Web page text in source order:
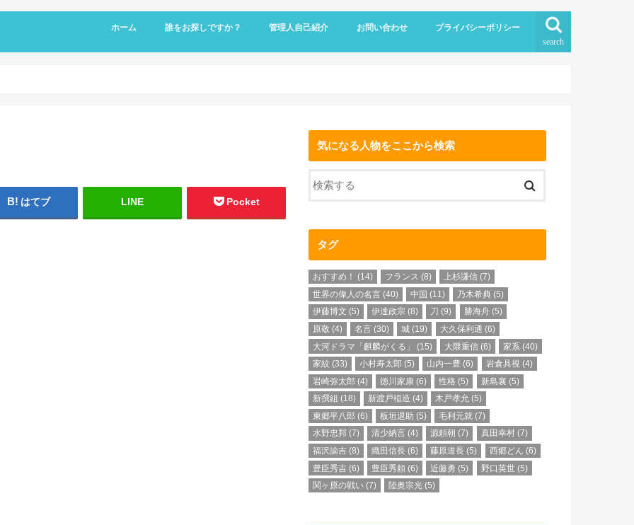
search
ホーム 誰をお探しですか？ 管理人自己紹介 お問い合わせ プライバシーポリシー
はてブ LINE Pocket
気になる人物をここから検索
タグ
おすすめ！ (14) フランス (8) 上杉謙信 (7)
世界の偉人の名言 (40) 中国 (11) 乃木希典 (5)
伊藤博文 (5) 伊達政宗 (8) 刀 (9) 勝海舟(5)
原敬 (4) 名言 (30) 城 (19) 大久保利通 (6)
大河ドラマ「麒麟がくる」
(15) 大隈重信 (6) 家系 (40)
家紋 (33) 小村寿太郎 (5) 山内一豊 (6) 岩倉具視(4)
岩崎弥太郎 (4) 徳川家康 (6) 性格 (5) 新島襄 (5)
新撰組 (18) 新渡戸稲造 (4) 木戸孝允 (5)
東郷平八郎 (6) 板垣退助 (5) 毛利元就 (7)
水野忠邦 (7) 清少納言 (4) 源頼朝 (7) 真田幸村(7)
福沢諭吉 (8) 織田信長 (6) 藤原道長 (5) 西郷どん (6)
豊臣秀吉 (6) 豊臣秀頼 (6) 近藤勇 (5) 野口英世(5)
関ヶ原の戦い (7) 陸奥宗光 (5)